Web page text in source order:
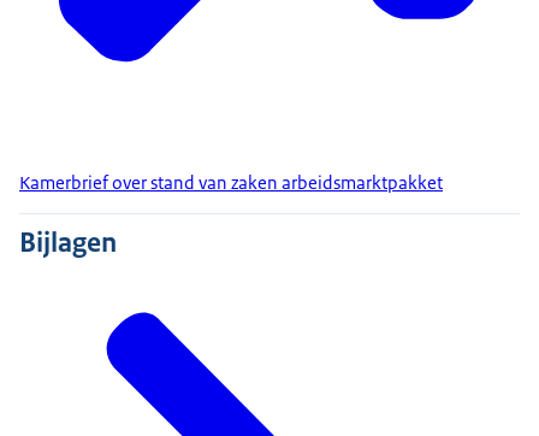
Kamerbrief over stand van zaken arbeidsmarktpakket
Bijlagen